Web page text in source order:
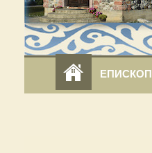
ЕПИСКОП